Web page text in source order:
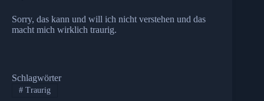
Sorry, das kann und will ich nicht verstehen und das
macht mich wirklich traurig.
Schlagwörter
#Traurig